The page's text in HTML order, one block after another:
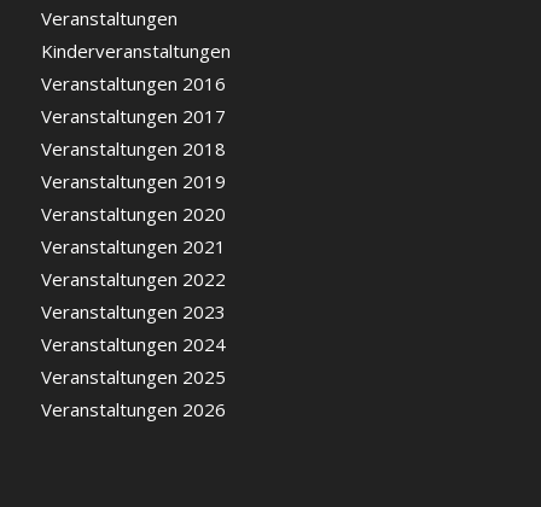
Veranstaltungen
Kinderveranstaltungen
Veranstaltungen 2016
Veranstaltungen 2017
Veranstaltungen 2018
Veranstaltungen 2019
Veranstaltungen 2020
Veranstaltungen 2021
Veranstaltungen 2022
Veranstaltungen 2023
Veranstaltungen 2024
Veranstaltungen 2025
Veranstaltungen 2026